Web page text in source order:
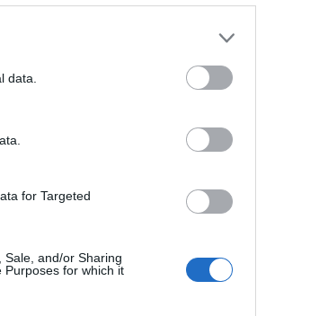
data.
for Targeted
Sale, and/or Sharing
Purposes for which it
και στα μπουζούκια
αλλά και να κάνει ντουέτο